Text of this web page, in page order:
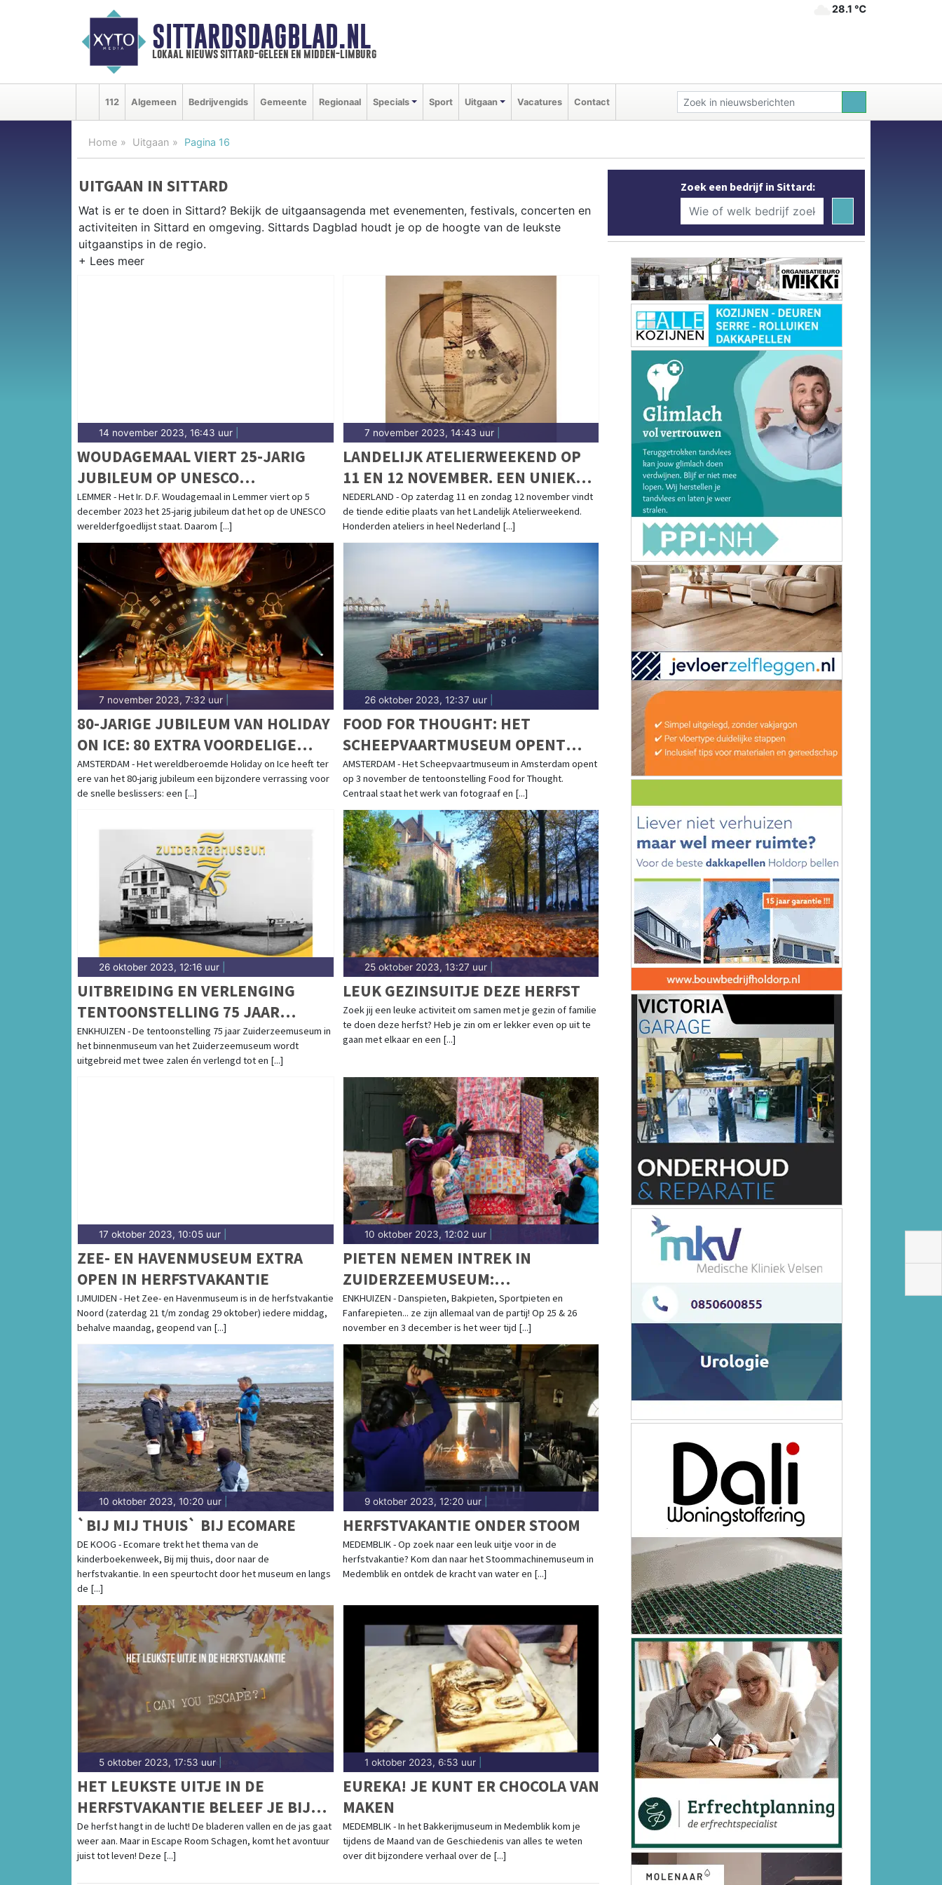
SITTARDSDAGBLAD.NL
lokaal nieuws sittard-geleen en midden-limburg
28.1 ℃
112 Algemeen Bedrijvengids Gemeente Regionaal Specials Sport Uitgaan Vacatures Contact
Home Uitgaan Pagina 16
UITGAAN IN SITTARD
Wat is er te doen in Sittard? Bekijk de uitgaansagenda met evenementen, festivals, concerten en
activiteiten in Sittard en omgeving. Sittards Dagblad houdt je op de hoogte van de leukste
uitgaanstips in de regio.
Van markten en culturele evenementen tot muziekfestivals en culinaire events - ontdek het
14 november 2023, 16:43 uur
WOUDAGEMAAL VIERT 25-JARIG
JUBILEUM OP UNESCO
WERELDERFGOEDLIJST
LEMMER - Het Ir. D.F. Woudagemaal in Lemmer viert op 5
december 2023 het 25-jarig jubileum dat het op de UNESCO
werelderfgoedlijst staat. Daarom [...]
7 november 2023, 14:43 uur|
LANDELIJK ATELIERWEEKEND OP
11 EN 12 NOVEMBER. EEN UNIEKE
KIJK IN HONDERDEN ATELIERS
DOOR HET HELE LAND
NEDERLAND - Op zaterdag 11 en zondag 12 november vindt
de tiende editie plaats van het Landelijk Atelierweekend.
Honderden ateliers in heel Nederland [...]
7 november 2023, 7:32 uur
80-JARIGE JUBILEUM VAN HOLIDAY
ON ICE: 80 EXTRA VOORDELIGE
JUBILEUM FAMILIETICKETS PER
SHOW BESCHIKBAAR
AMSTERDAM - Het wereldberoemde Holiday on Ice heeft ter
ere van het 80-jarig jubileum een bijzondere verrassing voor
de snelle beslissers: een [...]
26 oktober 2023, 12:37 uur|
FOOD FOR THOUGHT: HET
SCHEEPVAARTMUSEUM OPENT
TENTOONSTELLING OVER DE
VERBORGEN WERELD ACHTER ONS
VOEDSEL
AMSTERDAM - Het Scheepvaartmuseum in Amsterdam opent
op 3 november de tentoonstelling Food for Thought.
Centraal staat het werk van fotograaf en [...]
26 oktober 2023, 12:16 uur
UITBREIDING EN VERLENGING
TENTOONSTELLING 75 JAAR
ZUIDERZEEMUSEUM
ENKHUIZEN - De tentoonstelling 75 jaar Zuiderzeemuseum in
het binnenmuseum van het Zuiderzeemuseum wordt
uitgebreid met twee zalen én verlengd tot en [...]
25 oktober 2023, 13:27 uur|
LEUK GEZINSUITJE DEZE HERFST
Zoek jij een leuke activiteit om samen met je gezin of familie
te doen deze herfst? Heb je zin om er lekker even op uit te
gaan met elkaar en een [...]
17 oktober 2023, 10:05 uur
ZEE- EN HAVENMUSEUM EXTRA
OPEN IN HERFSTVAKANTIE
IJMUIDEN - Het Zee- en Havenmuseum is in de herfstvakantie
Noord (zaterdag 21 t/m zondag 29 oktober) iedere middag,
behalve maandag, geopend van [...]
10 oktober 2023, 12:02 uur|
PIETEN NEMEN INTREK IN
ZUIDERZEEMUSEUM:
BUITENMUSEUM OMGEDOOPT TOT
PIETENDORP
ENKHUIZEN - Danspieten, Bakpieten, Sportpieten en
Fanfarepieten... ze zijn allemaal van de partij! Op 25 & 26
november en 3 december is het weer tijd [...]
10 oktober 2023, 10:20 uur
`BIJ MIJ THUIS` BIJ ECOMARE
DE KOOG - Ecomare trekt het thema van de
kinderboekenweek, Bij mij thuis, door naar de
herfstvakantie. In een speurtocht door het museum en langs
de [...]
9 oktober 2023, 12:20 uur|
HERFSTVAKANTIE ONDER STOOM
MEDEMBLIK - Op zoek naar een leuk uitje voor in de
herfstvakantie? Kom dan naar het Stoommachinemuseum in
Medemblik en ontdek de kracht van water en [...]
5 oktober 2023, 17:53 uur
HET LEUKSTE UITJE IN DE
HERFSTVAKANTIE BELEEF JE BIJ
ESCAPE ROOM SCHAGEN!
De herfst hangt in de lucht! De bladeren vallen en de jas gaat
weer aan. Maar in Escape Room Schagen, komt het avontuur
juist tot leven! Deze [...]
1 oktober 2023, 6:53 uur|
EUREKA! JE KUNT ER CHOCOLA VAN
MAKEN
MEDEMBLIK - In het Bakkerijmuseum in Medemblik kom je
tijdens de Maand van de Geschiedenis van alles te weten
over dit bijzondere verhaal over de [...]
Zoek een bedrijf in Sittard: